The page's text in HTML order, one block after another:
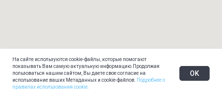
На сайте используются cookie-файлы, которые помогают
показывать Вам самую актуальную информацию.Продолжая
пользоваться нашим сайтом, Вы даете свое согласие на
использование ваших Метаданных и cookie-файлов.
Подробнее о
правилах использования cookie.
OK